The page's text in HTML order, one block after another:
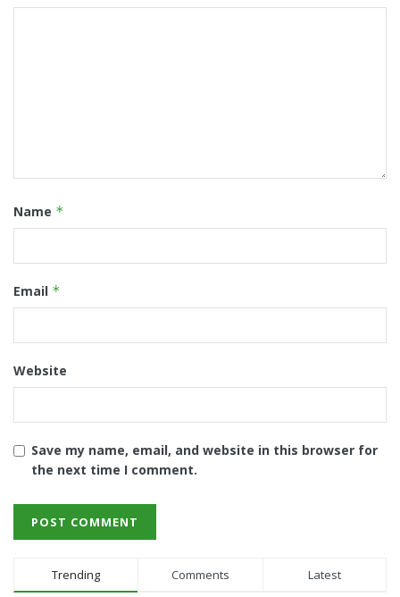
Name *
Email *
Website
Save my name, email, and website in this browser for
the next time I comment.
Trending Comments Latest